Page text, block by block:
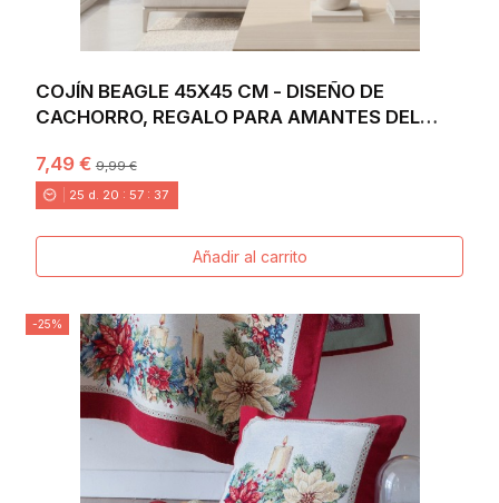
COJÍN BEAGLE 45X45 CM - DISEÑO DE
CACHORRO, REGALO PARA AMANTES DEL
7,49 €9,99 €
25 d. 20 : 57 : 36
Añadir al carrito
-25%